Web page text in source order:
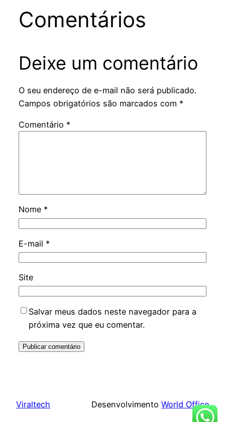
Comentários
Deixe um comentário
O seu endereço de e-mail não será publicado.
Campos obrigatórios são marcados com *
Comentário *
Nome *
E-mail *
Site
Salvar meus dados neste navegador para a
próxima vez que eu comentar.
Viraltech Desenvolvimento World Office